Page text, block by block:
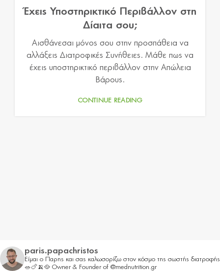
Έχεις Υποστηρικτικό Περιβάλλον στη
Δίαιτα σου;
Αισθάνεσαι μόνος σου στην προσπάθεια να
αλλάξεις Διατροφικές Συνήθειες. Μάθε πως να
έχεις υποστηρικτικό περιβάλλον στην Απώλεια
Βάρους.
CONTINUE READING
paris.papachristos
Είμαι ο Παρης και σας καλωσορίζω στον κόσμο της σωστής διατροφής
🥗🍗🍌🥘 Owner & Founder of @mednutrition.gr